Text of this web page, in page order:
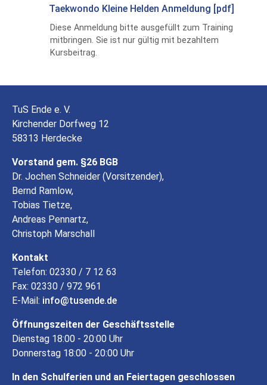
Taekwondo Kleine Helden Anmeldung [pdf]
Diese Anmeldung bitte ausgefüllt zum Training
mitbringen. Sie ist nur gültig mit bezahltem
Kursbeitrag.
TuS Ende e. V.
Kirchender Dorfweg 12
58313 Herdecke
Vorstand gem. §26 BGB
Dr. Jochen Schneider (Vorsitzender),
Bernd Ramlow,
Tobias Tietze,
Andreas Pennartz,
Christoph Marschall
Kontakt
Telefon: 02330 / 7 12 63
Fax: 02330 / 972 961
E-Mail: info tusende de
Öffnungszeiten der Geschäftsstelle
Dienstag 18:00 - 20:00 Uhr
Donnerstag 18:00 - 20:00 Uhr
In den Schulferien und an Feiertagen geschlossen